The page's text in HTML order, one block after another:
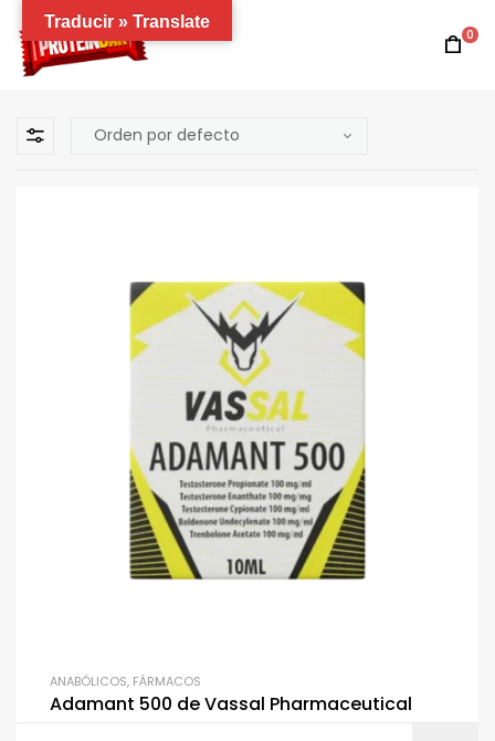
0
ANABÓLICOS, FÁRMACOS
Adamant 500 de Vassal Pharmaceutical
Traducir » Translate